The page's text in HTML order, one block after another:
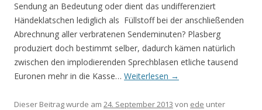
Sendung an Bedeutung oder dient das undifferenziert
Händeklatschen lediglich als Füllstoff bei der anschließenden
Abrechnung aller verbratenen Sendeminuten? Plasberg
produziert doch bestimmt selber, dadurch kämen natürlich
zwischen den implodierenden Sprechblasen etliche tausend
Euronen mehr in die Kasse… Weiterlesen →
Dieser Beitrag wurde am 24. September 2013 von ede unter